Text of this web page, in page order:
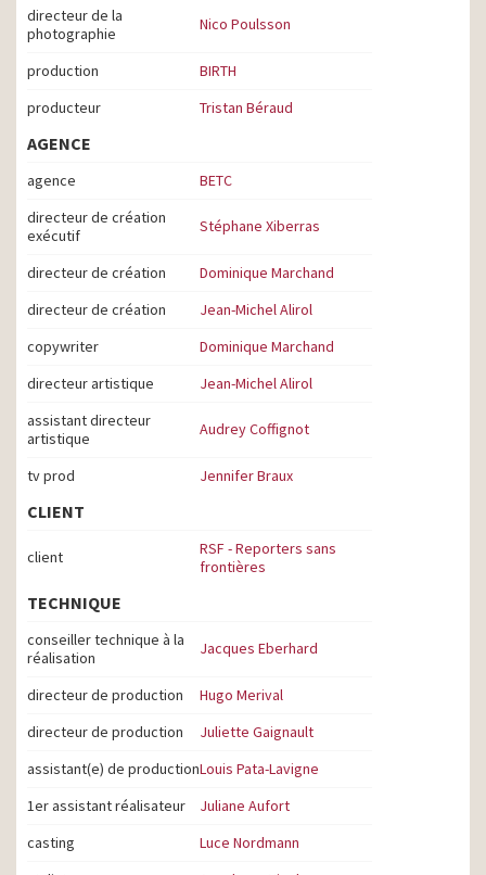
directeur de la
photographie
Nico Poulsson
production
BIRTH
producteur
Tristan Béraud
AGENCE
agence
BETC
directeur de création
exécutif
Stéphane Xiberras
directeur de création
Dominique Marchand
directeur de création
Jean-Michel Alirol
copywriter
Dominique Marchand
directeur artistique
Jean-Michel Alirol
assistant directeur
artistique
Audrey Coffignot
tv prod Jennifer Braux
CLIENT
client
RSF - Reporters sans
frontières
TECHNIQUE
conseiller technique à la
réalisation
Jacques Eberhard
directeur de production
Hugo Merival
directeur de production
Juliette Gaignault
assistant(e) de productionLouis Pata-Lavigne
1er assistant réalisateur
Juliane Aufort
casting
Luce Nordmann